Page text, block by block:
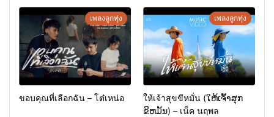
เพลงลูกทุ่ง
ขอบคุณที่เลือกฉัน – โต๋เหน่อ
เพลงลูกทุ่ง
ให้เจ้าสุขขีหมั่น (ໃຫ້ເຈົ້າສຸກ
ຂີຫມັ້ນ) – เน็ค นฤพล